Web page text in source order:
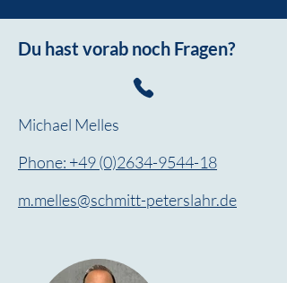
Du hast vorab noch Fragen?
Michael Melles
Phone: +49 (0)2634-9544-18
m.melles@schmitt-peterslahr.de